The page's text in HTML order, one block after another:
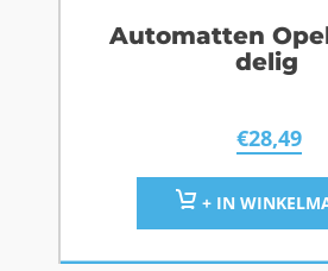
Automatten
delig
€28,49
+ IN